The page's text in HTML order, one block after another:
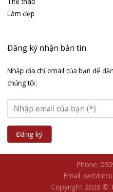
Học Wordpress
Thiết kế website
Videos